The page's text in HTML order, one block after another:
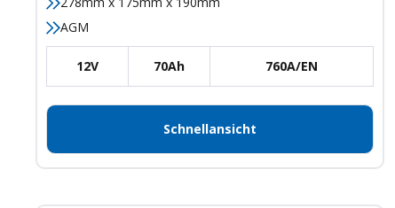
AGM
12V 70Ah 760A/EN
Schnellansicht